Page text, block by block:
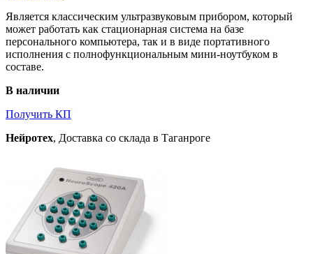
Является классическим ультразвуковым прибором, который
может работать как стационарная система на базе
персонального компьютера, так и в виде портативного
исполнения с полнофункциональным мини-ноутбуком в
составе.
В наличии
Получить КП
Нейротех, Доставка со склада в Таганроге